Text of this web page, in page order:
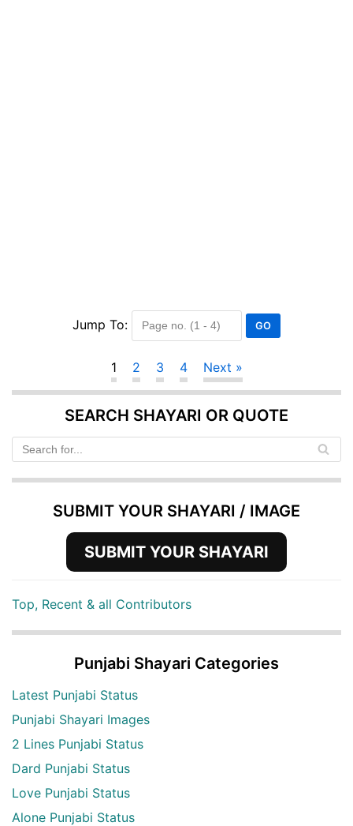
Jump To:
1 2 3 4 Next »
SEARCH SHAYARI OR QUOTE
SUBMIT YOUR SHAYARI / IMAGE
SUBMIT YOUR SHAYARI
Top, Recent & all Contributors
Punjabi Shayari Categories
Latest Punjabi Status
Punjabi Shayari Images
2 Lines Punjabi Status
Dard Punjabi Status
Love Punjabi Status
Alone Punjabi Status